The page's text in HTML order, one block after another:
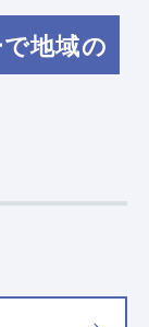
地域の